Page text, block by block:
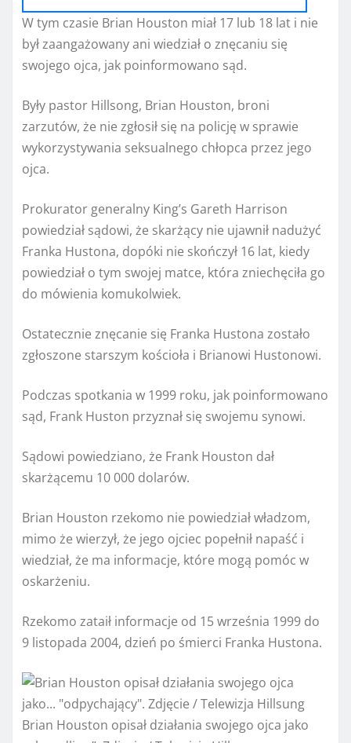
W tym czasie Brian Houston miał 17 lub 18 lat i nie
był zaangażowany ani wiedział o znęcaniu się
swojego ojca, jak poinformowano sąd.
Były pastor Hillsong, Brian Houston, broni
zarzutów, że nie zgłosił się na policję w sprawie
wykorzystywania seksualnego chłopca przez jego
ojca.
Prokurator generalny King’s Gareth Harrison
powiedział sądowi, że skarżący nie ujawnił nadużyć
Franka Hustona, dopóki nie skończył 16 lat, kiedy
powiedział o tym swojej matce, która zniechęciła go
do mówienia komukolwiek.
Ostatecznie znęcanie się Franka Hustona zostało
zgłoszone starszym kościoła i Brianowi Hustonowi.
Podczas spotkania w 1999 roku, jak poinformowano
sąd, Frank Huston przyznał się swojemu synowi.
Sądowi powiedziano, że Frank Houston dał
skarżącemu 10 000 dolarów.
Brian Houston rzekomo nie powiedział władzom,
mimo że wierzył, że jego ojciec popełnił napaść i
wiedział, że ma informacje, które mogą pomóc w
oskarżeniu.
Rzekomo zataił informacje od 15 września 1999 do
9 listopada 2004, dzień po śmierci Franka Hustona.
Brian Houston opisał działania swojego ojca jako